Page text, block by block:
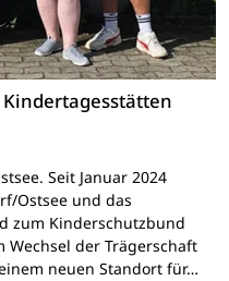
Seit Januar 2024
Ostsee und das
zum Kinderschutzbund
der Trägerschaft
neuen Standort für…